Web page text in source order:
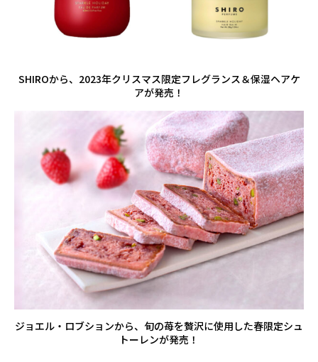
SHIROから、2023年クリスマス限定フレグランス＆保湿ヘアケ
アが発売！
ジョエル・ロブションから、旬の苺を贅沢に使用した春限定シュ
トーレンが発売！